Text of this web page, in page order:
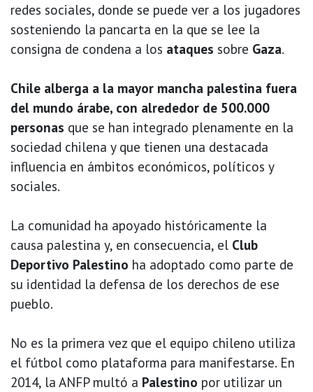
redes sociales, donde se puede ver a los jugadores
sosteniendo la pancarta en la que se lee la
consigna de condena a los ataques sobre Gaza.
Chile alberga a la mayor mancha palestina fuera
del mundo árabe, con alrededor de 500.000
personas que se han integrado plenamente en la
sociedad chilena y que tienen una destacada
influencia en ámbitos económicos, políticos y
sociales.
La comunidad ha apoyado históricamente la
causa palestina y, en consecuencia, el Club
Deportivo Palestino ha adoptado como parte de
su identidad la defensa de los derechos de ese
pueblo.
No es la primera vez que el equipo chileno utiliza
el fútbol como plataforma para manifestarse. En
2014, la ANFP multó a Palestino por utilizar un